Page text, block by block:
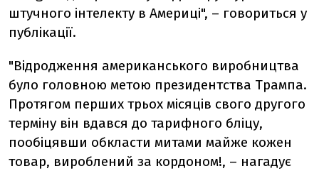
штучного інтелекту в Америці", – говориться у
публікації.
"Відродження американського виробництва
було головною метою президентства Трампа.
Протягом перших трьох місяців свого другого
терміну він вдався до тарифного бліцу,
пообіцявши обкласти митами майже кожен
товар, вироблений за кордоном!, – нагадує